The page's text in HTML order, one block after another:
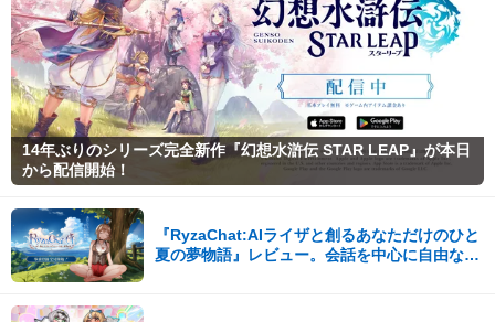
14年ぶりのシリーズ完全新作『幻想水滸伝 STAR LEAP』が本日
から配信開始！
『RyzaChat:AIライザと創るあなただけのひと
夏の夢物語』レビュー。会話を中心に自由な冒